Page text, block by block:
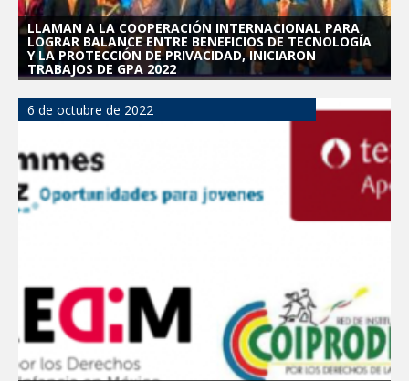
LLAMAN A LA COOPERACIÓN INTERNACIONAL PARA
LOGRAR BALANCE ENTRE BENEFICIOS DE TECNOLOGÍA
Y LA PROTECCIÓN DE PRIVACIDAD, INICIARON
TRABAJOS DE GPA 2022
6 de octubre de 2022